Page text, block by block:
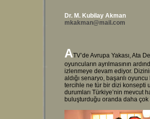
Dr. M. Kubilay Akman
mkakman@mail.com
ATV’de Avrupa Yakası, Ata
oyuncuların ayrılmasının
izlenmeye devam ediyor.
aldığı senaryo, başarılı
tercihle ne tür bir dizi konsepti
durumları Türkiye’nin mevcut
buluşturduğu oranda daha